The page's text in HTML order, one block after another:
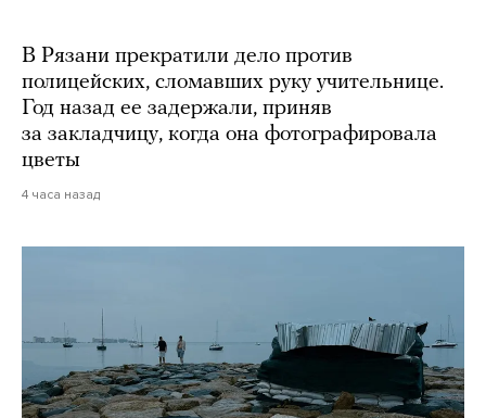
В Рязани прекратили дело против
полицейских, сломавших руку учительнице.
Год назад ее задержали, приняв
за закладчицу, когда она фотографировала
цветы
4 часа назад